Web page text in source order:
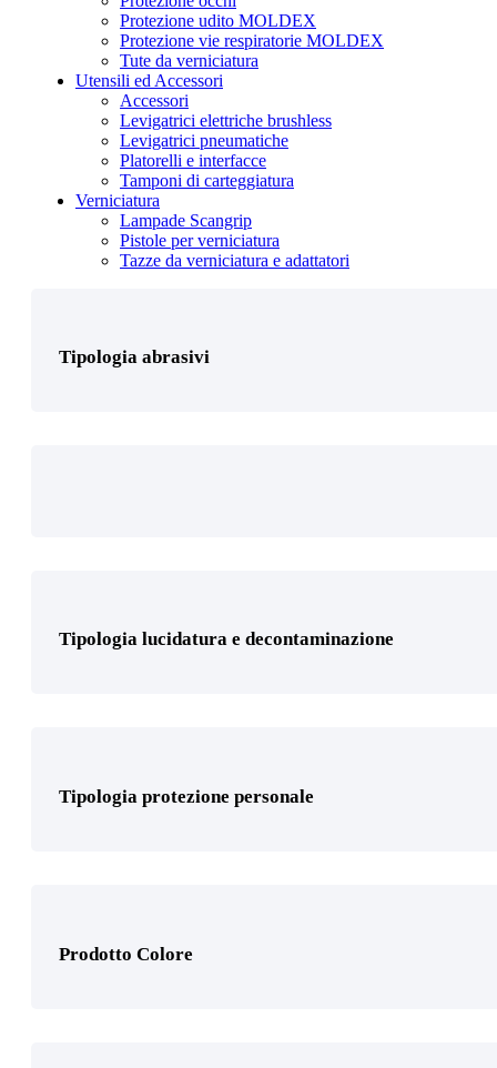
Tipologia protezione personale
Prodotto Gamma di grane
Protezione udito MOLDEX
Protezione vie respiratorie MOLDEX
Tute da verniciatura
Utensili ed Accessori
Accessori
Levigatrici elettriche brushless
Levigatrici pneumatiche
Platorelli e interfacce
Tamponi di carteggiatura
Verniciatura
Lampade Scangrip
Pistole per verniciatura
Tazze da verniciatura e adattatori
Tipologia abrasivi
Tipologia lucidatura e decontaminazione
Tipologia protezione personale
Prodotto Colore